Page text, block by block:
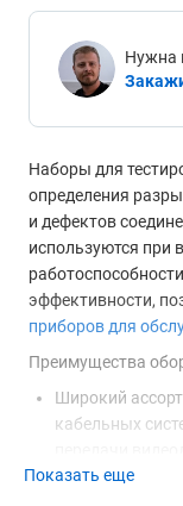
Нужна
Наборы для
определения
и дефектов
используются при
эффективности,
приборов для
Преимущества
Широкий
кабельных
Компактные
Показать еще